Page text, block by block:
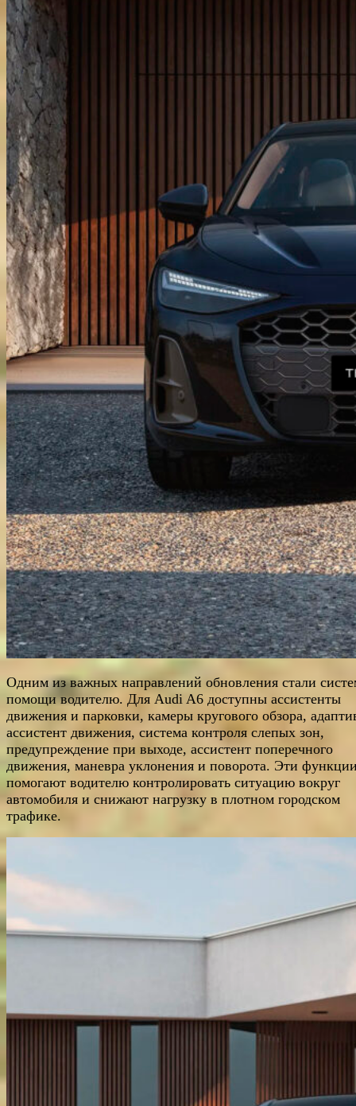
Одним из важных направлений обновления стали
помощи водителю. Для Audi A6 доступны ассистенты
движения и парковки, камеры кругового обзора,
ассистент движения, система контроля слепых зон,
предупреждение при выходе, ассистент поперечного
движения, маневра уклонения и поворота. Эти
помогают водителю контролировать ситуацию вокруг
автомобиля и снижают нагрузку в плотном городском
трафике.